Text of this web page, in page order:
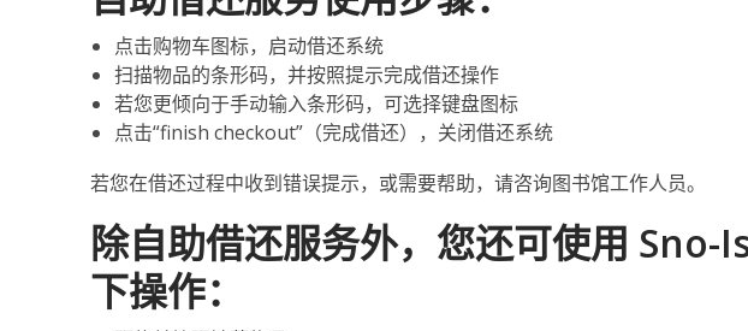
点击购物车图标，启动借还系统
扫描物品的条形码，并按照提示完成借还操作
若您更倾向于手动输入条形码，可选择键盘图标
点击“finish checkout”（完成借还），关闭借还系统
若您在借还过程中收到错误提示，或需要帮助，请咨询图书馆工作人员。
除自助借还服务外，您还可使用 Sno-
下操作：